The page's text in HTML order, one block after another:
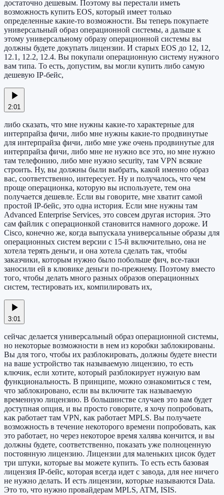
достаточно дешевым. Поэтому вы перестали иметь
возможность купить EOS, который имеет только
определенные какие-то возможности. Вы теперь покупаете
универсальный образ операционной системы, а дальше к
этому универсальному образу операционной системы вы
должны будете докупать лицензии. И старых EOS до 12, 12,
12.1, 12.2, 12.4. Вы покупали операционную систему нужного
вам типа. То есть, допустим, вы могли купить либо самую
дешевую IP-бейс,
2:01
либо сказать, что мне нужны какие-то характерные для
интерпрайза фичи, либо мне нужны какие-то продвинутые
для интерпрайза фичи, либо мне уже очень продвинутые для
интерпрайза фичи, либо мне не нужно все это, но мне нужно
там телефонию, либо мне нужно security, там VPN всякие
строить. Ну, вы должны были выбрать, какой именно образ
вас, соответственно, интересует. Ну и получалось, что чем
проще операционка, которую вы используете, тем она
получается дешевле. Если вы говорите, мне хватит самой
простой IP-бейс, это одна история. Если мне нужны там
Advanced Enterprise Services, это совсем другая история. Это
сам файлик с операционкой становится намного дороже. И
Cisco, конечно же, когда выпускала универсальные образы для
операционных систем версии с 15-й включительно, она не
хотела терять деньги, и она хотела сделать так, чтобы
заказчики, которым нужно было побольше фич, все-таки
заносили ей в клювике деньги по-прежнему. Поэтому вместо
того, чтобы делать много разных образов операционных
систем, тестировать их, компилировать их,
3:01
сейчас делается универсальный образ операционной системы,
но некоторые возможности в нем из коробки заблокированы.
Вы для того, чтобы их разблокировать, должны будете внести
на ваше устройство так называемую лицензию, то есть
ключик, если хотите, который разблокирует нужную вам
функциональность. В принципе, можно ознакомиться с тем,
что заблокировано, если вы включите так называемую
временную лицензию. В большинстве случаев это вам будет
доступная опция, и вы просто говорите, я хочу попробовать,
как работает там VPN, как работает MPLS. Вы получаете
возможность в течение некоторого времени попробовать, как
это работает, но через некоторое время халява кончится, и вы
должны будете, соответственно, показать уже полноценную
постоянную лицензию. Лицензии для маленьких цисок будет
три штуки, которые вы можете купить. То есть есть базовая
лицензия IP-бейс, которая всегда идет с завода, для нее ничего
не нужно делать. И есть лицензии, которые называются Data.
Это то, что нужно провайдерам MPLS, ATM, ISIS.